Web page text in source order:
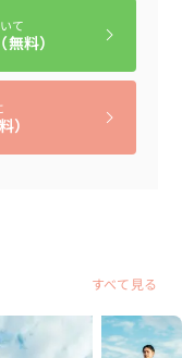
て
料）
）
すべて見る